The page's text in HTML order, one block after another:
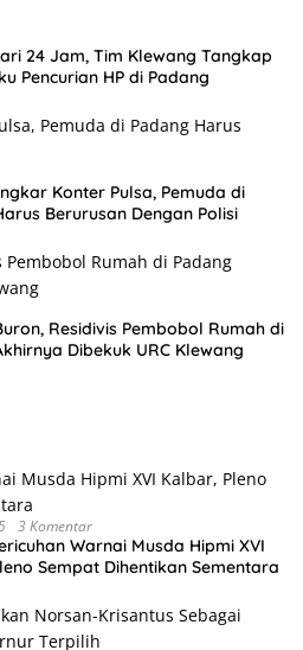
24 Jam, Tim Klewang Tangkap
Pencurian HP di Padang
Konter Pulsa, Pemuda di
Berurusan Dengan Polisi
Residivis Pembobol Rumah di
Dibekuk URC Klewang
3 Komentar
Warnai Musda Hipmi XVI
Sempat Dihentikan Sementara